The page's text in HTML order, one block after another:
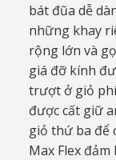
bát đũa dễ
những khay
rộng lớn và
giá đỡ kính
trượt ở giỏ
được cất giữ
giỏ thứ ba để
Max Flex